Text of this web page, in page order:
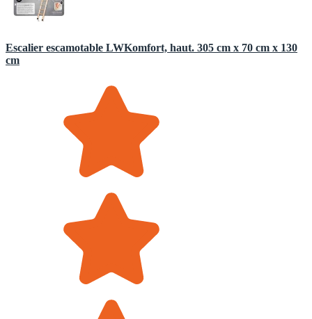
Escalier escamotable LWKomfort, haut. 305 cm x 70 cm x 130
cm